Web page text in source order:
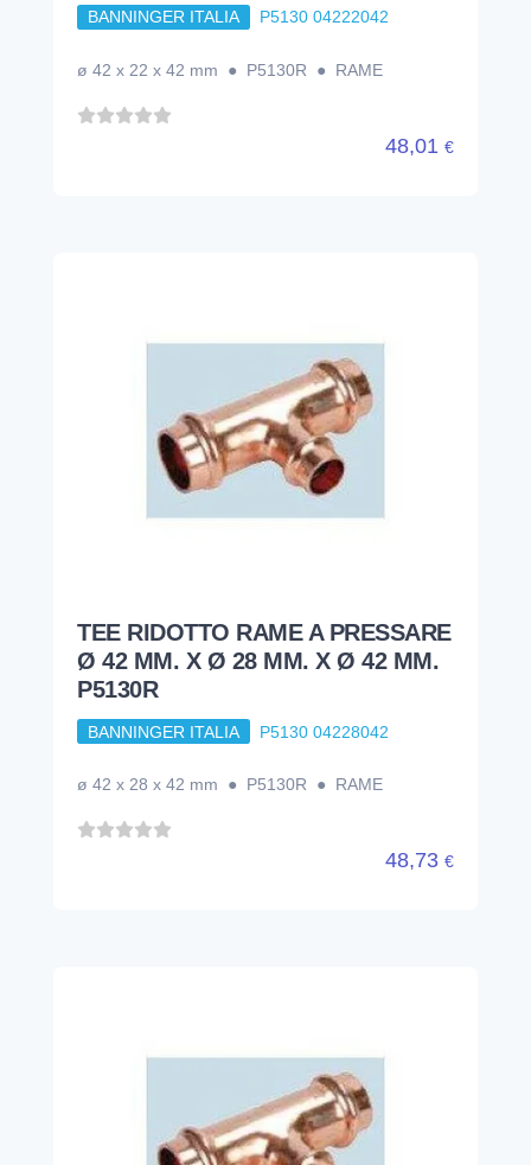
BANNINGER ITALIA P5130 04222042
ø 42 x 22 x 42 mm ● P5130R ● RAME
48,01 €
TEE RIDOTTO RAME A PRESSARE
Ø 42 MM. X Ø 28 MM. X Ø 42 MM.
P5130R
BANNINGER ITALIA P5130 04228042
ø 42 x 28 x 42 mm ● P5130R ● RAME
48,73 €